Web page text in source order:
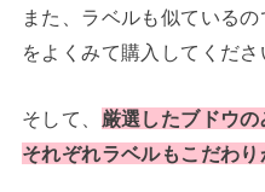
また、ラベルも似ている
をよくみて購入してくださ
そして、 厳選したブドウの
それぞれラベルもこだわり